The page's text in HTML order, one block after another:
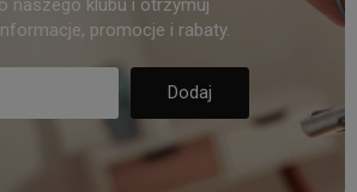
naszego klubu i otrzymuj
promocje i rabaty.